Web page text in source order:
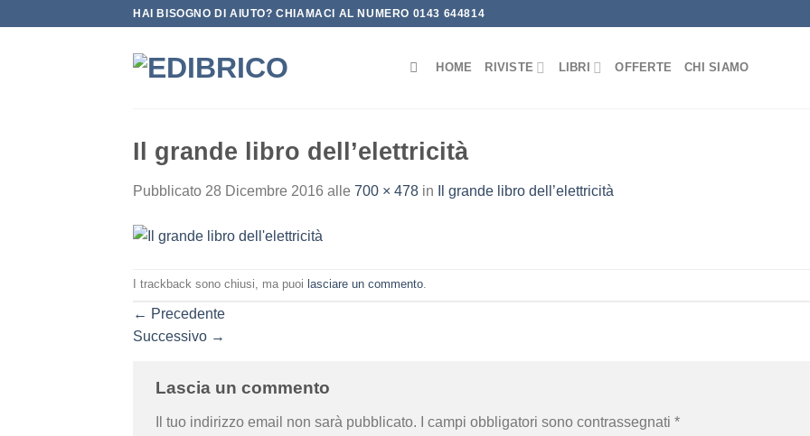
HAI BISOGNO DI AIUTO? CHIAMACI AL NUMERO 0143 644814
HOME RIVISTE LIBRI OFFERTE CHI SIAMO
Il grande libro dell’elettricità
Pubblicato 28 Dicembre 2016 alle 700 × 478 in Il grande libro dell’elettricità
I trackback sono chiusi, ma puoi lasciare un commento.
← Precedente
Successivo →
Lascia un commento
Il tuo indirizzo email non sarà pubblicato. I campi obbligatori sono contrassegnati *